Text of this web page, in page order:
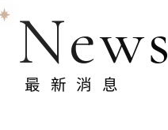
News
最新消息